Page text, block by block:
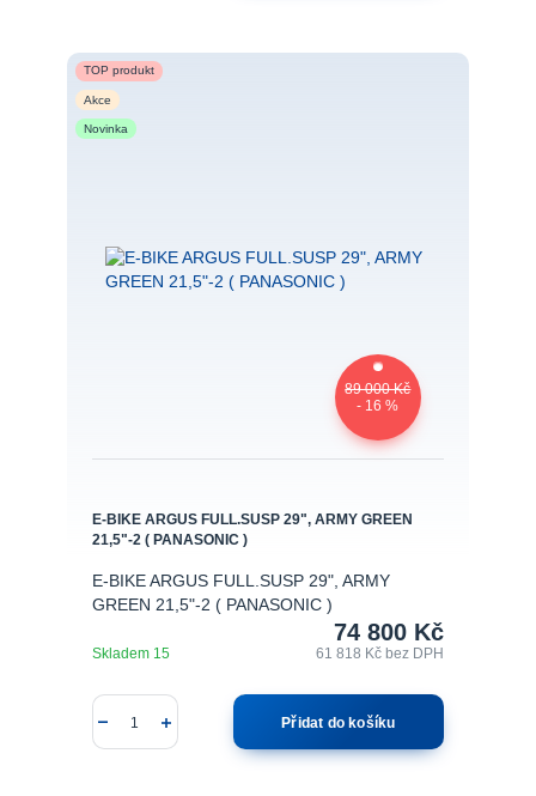
TOP produkt
Akce
Novinka
89 000 Kč
- 16 %
E-BIKE ARGUS FULL.SUSP 29", ARMY GREEN
21,5"-2 ( PANASONIC )
E-BIKE ARGUS FULL.SUSP 29", ARMY
GREEN 21,5"-2 ( PANASONIC )
74 800 Kč
61 818 Kčbez DPH
Skladem 15
Přidat do košíku